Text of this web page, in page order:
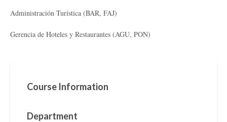
Administración Turística (BAR, FAJ)
Gerencia de Hoteles y Restaurantes (AGU, PON)
Course Information
Department